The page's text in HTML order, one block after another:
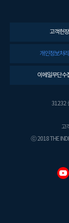
고객헌장
개인정보처
이메일무단수
31232
고
ⓒ 2018 THE